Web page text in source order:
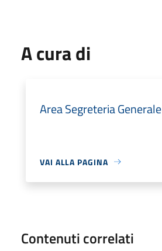
A cura di
Area Segreteria Generale
VAI ALLA PAGINA
Contenuti correlati